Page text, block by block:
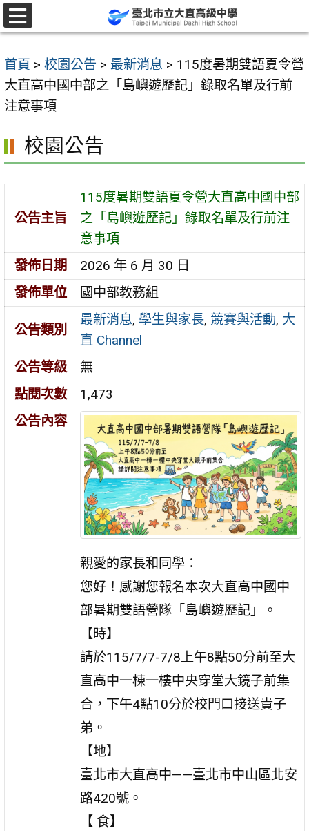
跳
至
要
內
容
首頁 > 校園公告 > 最新消息 > 115度暑期雙語夏令營
大直高中國中部之「島嶼遊歷記」錄取名單及行前
注意事項
校園公告
公告主旨
115度暑期雙語夏令營大直高中國中部
之「島嶼遊歷記」錄取名單及行前注
意事項
發佈日期
2026 年 6 月 30 日
發佈單位
國中部教務組
公告類別
最新消息, 學生與家長, 競賽與活動, 大
直 Channel
公告等級
無
點閱次數
1,473
公告內容
親愛的家長和同學：
您好！感謝您報名本次大直高中國中
部暑期雙語營隊「島嶼遊歷記」。
【時】
請於115/7/7-7/8上午8點50分前至大
直高中一棟一樓中央穿堂大鏡子前集
合，下午4點10分於校門口接送貴子
弟。
【地】
臺北市大直高中——臺北市中山區北安
路420號。
【 食】
選
單